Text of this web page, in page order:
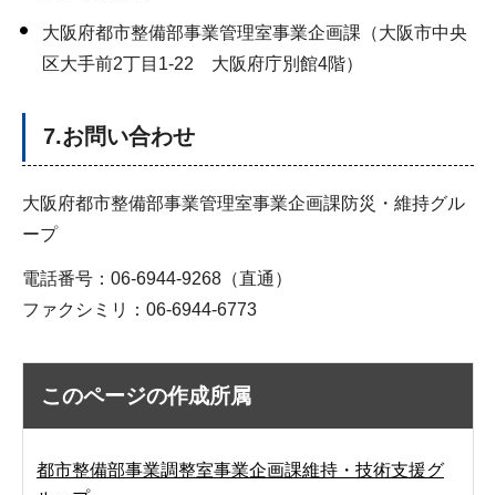
大阪府都市整備部事業管理室事業企画課（大阪市中央
区大手前2丁目1-22 大阪府庁別館4階）
7.お問い合わせ
大阪府都市整備部事業管理室事業企画課防災・維持グル
ープ
電話番号：06-6944-9268（直通）
ファクシミリ：06-6944-6773
このページの作成所属
都市整備部事業調整室事業企画課維持・技術支援グ